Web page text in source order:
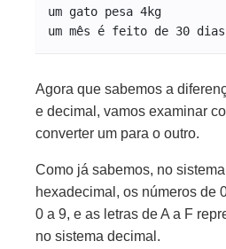
um gato pesa 4kg
um mês é feito de 30 dias
Agora que sabemos a
e decimal, vamos examinar
converter um para o outro.
Como já sabemos, no
hexadecimal, os números de
0 a 9, e as letras de A a F
no sistema decimal.